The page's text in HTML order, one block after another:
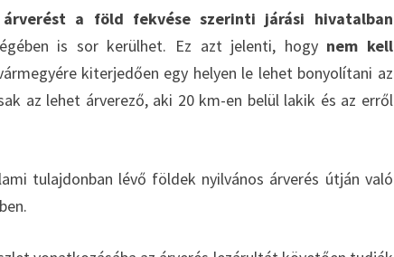
a föld fekvése szerinti járási hivatalban
is sor kerülhet. Ez azt jelenti, hogy nem kell
kiterjedően egy helyen le lehet bonyolítani az
az lehet árverező, aki 20 km-en belül lakik és az erről
tulajdonban lévő földek nyilvános árverés útján való